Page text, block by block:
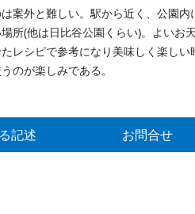
案外と難しい。駅から近く、公園
所(他は日比谷公園くらい)。よいお
シピで参考になり美味しく楽しい
のが楽しみである。
記述 お問合せ